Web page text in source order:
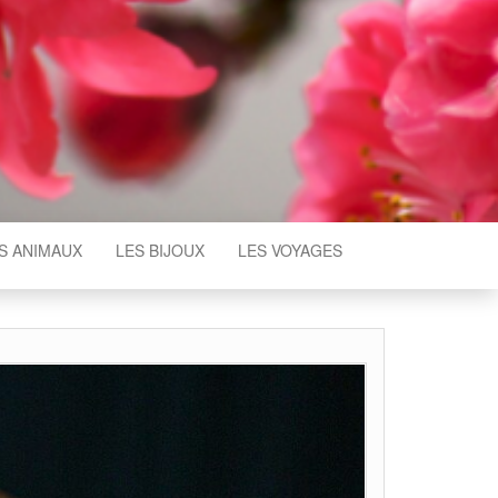
ANIMAUX LES BIJOUX LES VOYAGES